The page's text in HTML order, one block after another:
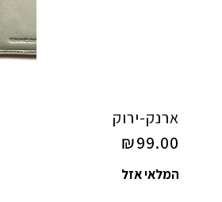
ארנק-ירוק
₪99.00
המלאי אזל